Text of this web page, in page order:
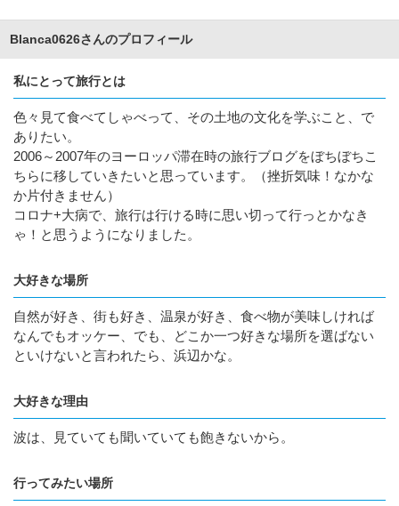
Blanca0626さんのプロフィール
私にとって旅行とは
色々見て食べてしゃべって、その土地の文化を学ぶこと、で
ありたい。
2006～2007年のヨーロッパ滞在時の旅行ブログをぼちぼちこ
ちらに移していきたいと思っています。（挫折気味！なかな
か片付きません）
コロナ+大病で、旅行は行ける時に思い切って行っとかなき
ゃ！と思うようになりました。
大好きな場所
自然が好き、街も好き、温泉が好き、食べ物が美味しければ
なんでもオッケー、でも、どこか一つ好きな場所を選ばない
といけないと言われたら、浜辺かな。
大好きな理由
波は、見ていても聞いていても飽きないから。
行ってみたい場所